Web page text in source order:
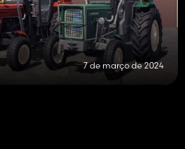
7 de março de 2024